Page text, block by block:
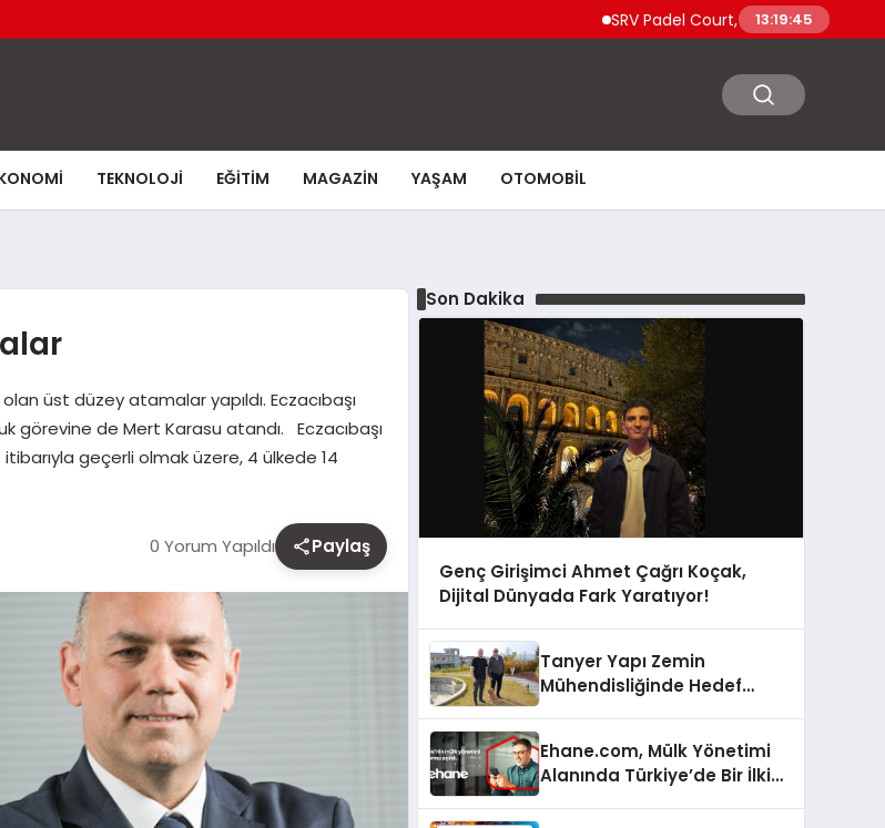
SRV Padel Court, Türkiye’den Dünyaya Uzanan
13:19:47
TEKNOLOJI EĞITIM MAGAZIN YAŞAM OTOMOBIL
üst düzey atamalar yapıldı. Eczacıbaşı
görevine de Mert Karasu atandı. Eczacıbaşı
geçerli olmak üzere, 4 ülkede 14
0 Yorum Yapıldı Paylaş
Son Dakika
Genç Girişimci Ahmet Çağrı Koçak,
Dijital Dünyada Fark Yaratıyor!
Tanyer Yapı Zemin
Mühendisliğinde Hedef
Ehane.com, Mülk Yönetimi
Alanında Türkiye’de Bir İlki